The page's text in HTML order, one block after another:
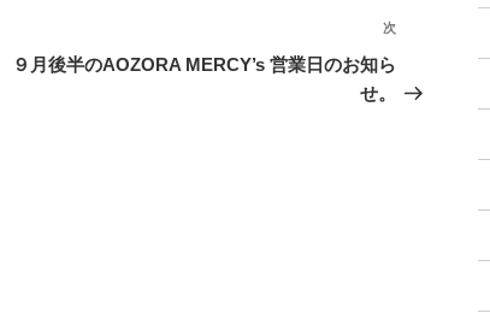
次
投
次
９月後半のAOZORA MERCY’s 営業日のお知ら
せ。